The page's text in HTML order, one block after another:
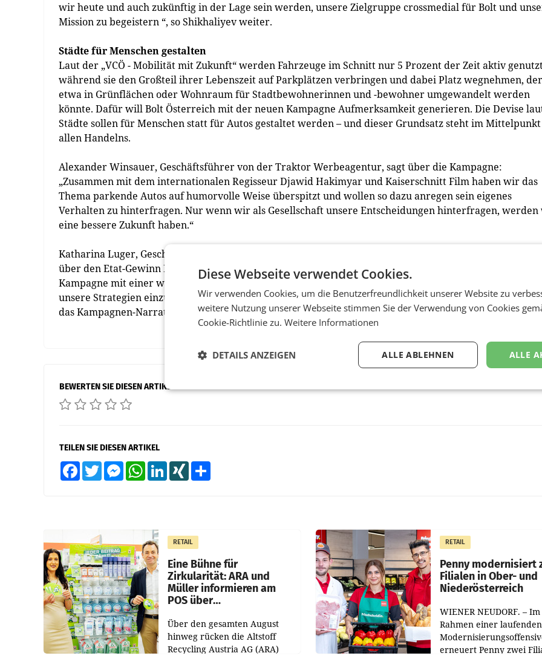
wir heute und auch zukünftig in der Lage sein werden, unsere Zielgruppe crossmedial für Bolt und
Mission zu begeistern “, so Shikhaliyev weiter.
Städte für Menschen gestalten
Laut der „VCÖ - Mobilität mit Zukunft“ werden Fahrzeuge im Schnitt nur 5 Prozent der Zeit aktiv
während sie den Großteil ihrer Lebenszeit auf Parkplätzen verbringen und dabei Platz wegnehmen, der
etwa in Grünflächen oder Wohnraum für Stadtbewohnerinnen und -bewohner umgewandelt werden
könnte. Dafür will Bolt Österreich mit der neuen Kampagne Aufmerksamkeit generieren. Die Devise
Städte sollen für Menschen statt für Autos gestaltet werden – und dieser Grundsatz steht im Mittelpunkt
allen Handelns.
Alexander Winsauer, Geschäftsführer von der Traktor Werbeagentur, sagt über die Kampagne:
„Zusammen mit dem internationalen Regisseur Djawid Hakimyar und Kaiserschnitt Film haben wir das
Thema parkende Autos auf humorvolle Weise überspitzt und wollen so dazu anregen sein eigenes
Verhalten zu hinterfragen. Nur wenn wir als Gesellschaft unsere Entscheidungen hinterfragen,
eine bessere Zukunft haben.“
Katharina Luger, Geschäftsführerin von der Traktor Werbeagentur, führt weiter aus: „Wir freuen uns
über den Etat-Gewinn Bolt Österreich und konnten mit dieser ersten Zusammenarbeit bereits eine tolle
Kampagne mit einer wertvollen Message produzieren. Als Kreativagentur legen wir Wert darauf, Fakten
unsere Strategien einzubeziehen. Wenn ein Auto zum Beispiel 95 Prozent der Zeit parkt, liefert das
das Kampagnen-Narrativ.“
BEWERTEN SIE DIESEN ARTIKEL
TEILEN SIE DIESEN ARTIKEL
FacebookTwitter MessengerWhatsAppLinkedInXING
RETAIL
Eine Bühne für
Zirkularität: ARA und
Müller informieren am
POS über
Über den gesamten August
hinweg rücken die Altstoff
Recycling Austria AG (ARA)
RETAIL
Penny modernisiert
Filialen in Ober- und
Niederösterreich
WIENER NEUDORF. – Im
Rahmen einer laufenden
erneuert Penny zwei
Diese Webseite verwendet Cookies.
Wir verwenden Cookies, um die Benutzerfreundlichkeit unserer Website zu
weitere Nutzung unserer Webseite stimmen Sie der Verwendung von Cookies
Cookie-Richtlinie zu. Weitere Informationen
ALLE
ALLE ABLEHNEN
DETAILS ANZEIGEN